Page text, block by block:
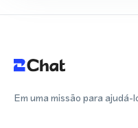
Em uma missão para